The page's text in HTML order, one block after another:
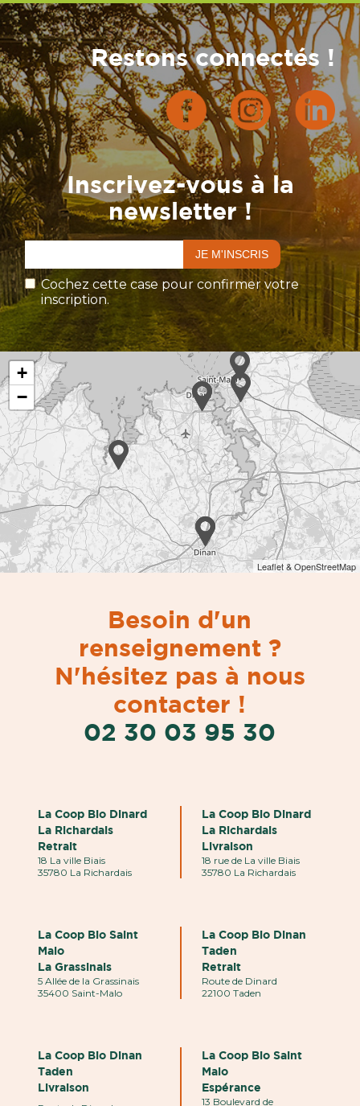
Restons connectés !
Inscrivez-vous à la
newsletter !
Cochez cette case pour confirmer votre
inscription.
Besoin d'un
renseignement ?
N'hésitez pas à nous
contacter !
02 30 03 95 30
La Coop Bio Dinard
La Richardais
Retrait
18 La ville Biais
35780 La Richardais
La Coop Bio Dinard
La Richardais
Livraison
18 rue de La ville Biais
35780 La Richardais
La Coop Bio Saint
Malo
La Grassinais
5 Allée de la Grassinais
35400 Saint-Malo
La Coop Bio Dinan
Taden
Retrait
Route de Dinard
22100 Taden
La Coop Bio Dinan
Taden
Livraison
La Coop Bio Saint
Malo
Espérance
13 Boulevard de
+
−
Leaflet & OpenStreetMap